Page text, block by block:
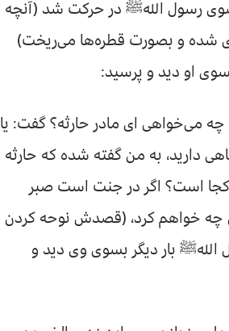
رسول اللهﷺ در حركت شد (آنچه
شده و بصورت قطره‌ها می‌ریخت)
او دید و پرسید:
می‌خواهی ای مادر حارثه؟ گفت: یا
دارید، به من گفته شده كه حارثه
كجا است؟ اگر در جنت است صبر
چه خواهم كرد، (قصدش نوحه كردن
بار دیگر بسوی وی دید و